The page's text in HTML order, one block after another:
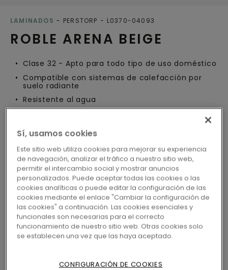
ROBLE ARENA BEIGE
LAMINADOS PERSTORP L0370-04093
Clase 32 - Apto para todo tipo de uso doméstico
Compatible con sistemas de calefacción por
suelo radiante
Resistente al agua
Nordic Swan Ecolabel
28,45€/m²
PVP Recomendado (IVA
Incluido)
Disponible en2 variantes
ENCUENTRE UNA TIENDA CERCA
¿Quiere ver este suelo en la vida real? ¿Le
queda alguna pregunta por hacer? ¡No se
Sí, usamos cookies
Este sitio web utiliza cookies para mejorar su experiencia
de navegación, analizar el tráfico a nuestro sitio web,
permitir el intercambio social y mostrar anuncios
personalizados. Puede aceptar todas las cookies o las
cookies analíticas o puede editar la configuración de las
cookies mediante el enlace "Cambiar la configuración de
las cookies" a continuación. Las cookies esenciales y
funcionales son necesarias para el correcto
funcionamiento de nuestro sitio web. Otras cookies solo
se establecen una vez que las haya aceptado.
CONFIGURACIÓN DE COOKIES